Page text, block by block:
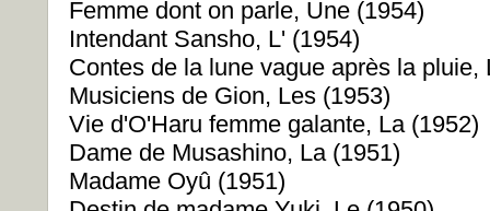
Femme dont on parle, Une (1954)
Intendant Sansho, L' (1954)
Contes de la lune vague après la pluie,
Musiciens de Gion, Les (1953)
Vie d'O'Haru femme galante, La (1952)
Dame de Musashino, La (1951)
Madame Oyû (1951)